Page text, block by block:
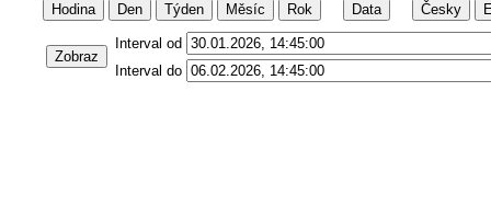
Hodina Den Týden Měsíc Rok Data Česky
Zobraz
Interval od
Interval do